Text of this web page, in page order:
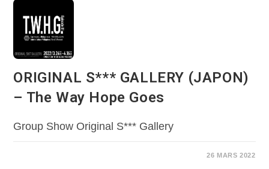
ORIGINAL S*** GALLERY (JAPON)
– The Way Hope Goes
Group Show Original S*** Gallery
26 MARS 2022